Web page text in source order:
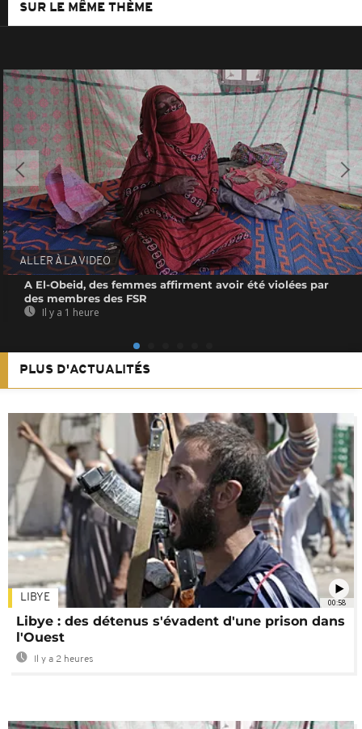
SUR LE MÊME THÈME
ALLER À LA VIDEO
A El-Obeid, des femmes affirment avoir été violées par
des membres des FSR
Il y a 1 heure
PLUS D'ACTUALITÉS
00:58
LIBYE
Libye : des détenus s'évadent d'une prison dans
l'Ouest
Il y a 2 heures